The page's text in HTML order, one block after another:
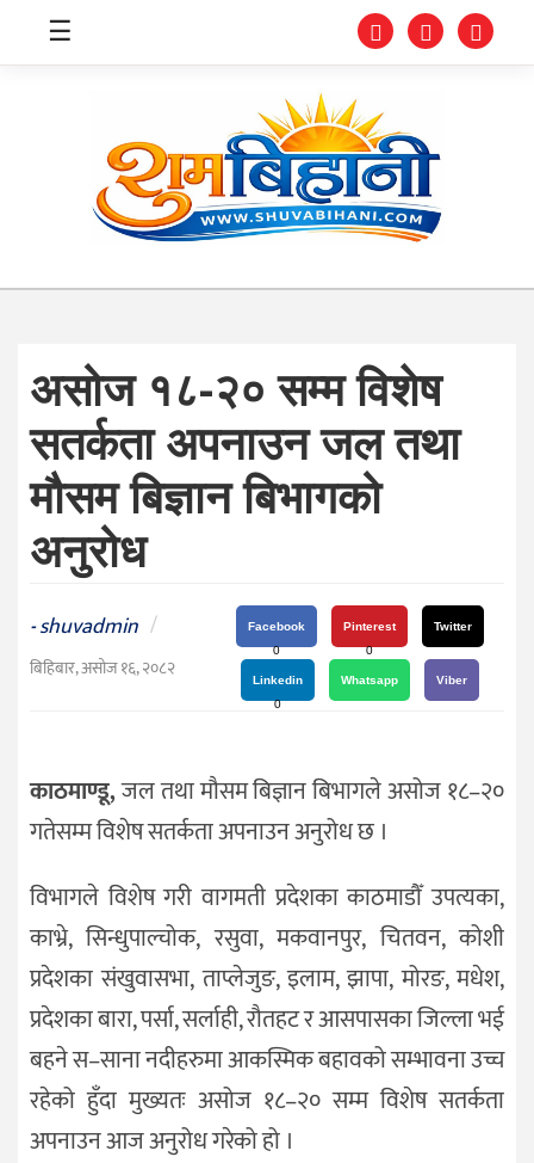
स्वास्थ्य
संघीय
प्रविधि
जीवनशैली
दर्शन
संस्कृति
विचार
☰
असोज १८-२० सम्म विशेष
सतर्कता अपनाउन जल तथा
मौसम बिज्ञान बिभागको
अनुरोध
-shuvadmin /
बिहिबार, असोज १६, २०८२
Facebook
0
Pinterest
0
Twitter
Linkedin
0
Whatsapp Viber
काठमाण्डू,जल तथा मौसम बिज्ञान बिभागले असोज १८–२०
गतेसम्म विशेष सतर्कता अपनाउन अनुरोध छ ।
विभागले विशेष गरी वागमती प्रदेशका काठमाडौँ उपत्यका,
काभ्रे, सिन्धुपाल्चोक, रसुवा, मकवानपुर, चितवन, कोशी
प्रदेशका संखुवासभा, ताप्लेजुङ, इलाम, झापा, मोरङ, मधेश,
प्रदेशका बारा, पर्सा, सर्लाही, रौतहट र आसपासका जिल्ला भई
बहने स–साना नदीहरुमा आकस्मिक बहावको सम्भावना उच्च
रहेको हुँदा मुख्यतः असोज १८–२० सम्म विशेष सतर्कता
अपनाउन आज अनुरोध गरेको हो ।